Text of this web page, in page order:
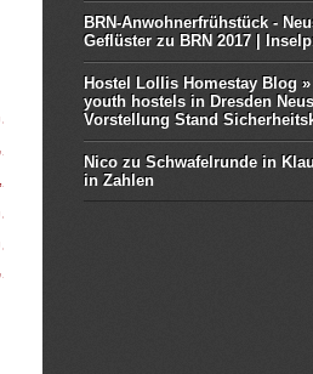
BRN-Anwohnerfrühstück -
Geflüster zuBRN 2017 |
Hostel Lollis Homestay Blog »
youth hostels in Dresden
Vorstellung Stand
Nico zuSchwafelrunde in
in Zahlen